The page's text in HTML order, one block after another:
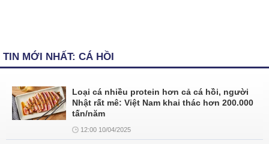
TIN MỚI NHẤT: CÁ HỒI
Loại cá nhiều protein hơn cả cá hồi, người
Nhật rất mê: Việt Nam khai thác hơn 200.000
tấn/năm
12:00 10/04/2025